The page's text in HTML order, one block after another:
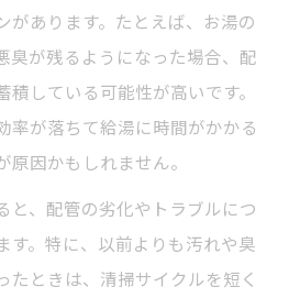
があります。たとえば、お湯の
臭が残るようになった場合、配
している可能性が高いです。
率が落ちて給湯に時間がかかる
因かもしれません。
と、配管の劣化やトラブルにつ
す。特に、以前よりも汚れや臭
たときは、清掃サイクルを短く